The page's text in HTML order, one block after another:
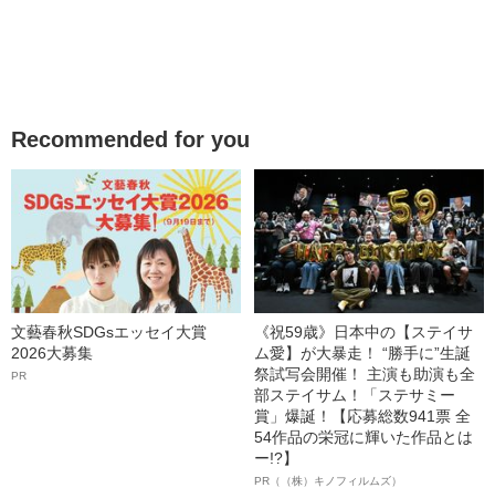
Recommended for you
文藝春秋SDGsエッセイ大賞
2026大募集
PR
《祝59歳》日本中の【ステイサ
ム愛】が大暴走！ “勝手に”生誕
祭試写会開催！ 主演も助演も全
部ステイサム！「ステサミー
賞」爆誕！【応募総数941票 全
54作品の栄冠に輝いた作品とは
ー!?】
PR（（株）キノフィルムズ）